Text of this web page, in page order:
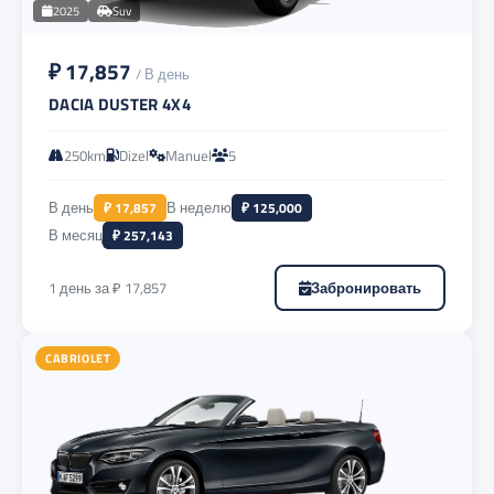
2025 Suv
₽ 17,857 / В день
DACIA DUSTER 4X4
250km Dizel Manuel 5
В день ₽ 17,857 В неделю ₽ 125,000
В месяц ₽ 257,143
1 день за ₽ 17,857 Забронировать
CABRIOLET